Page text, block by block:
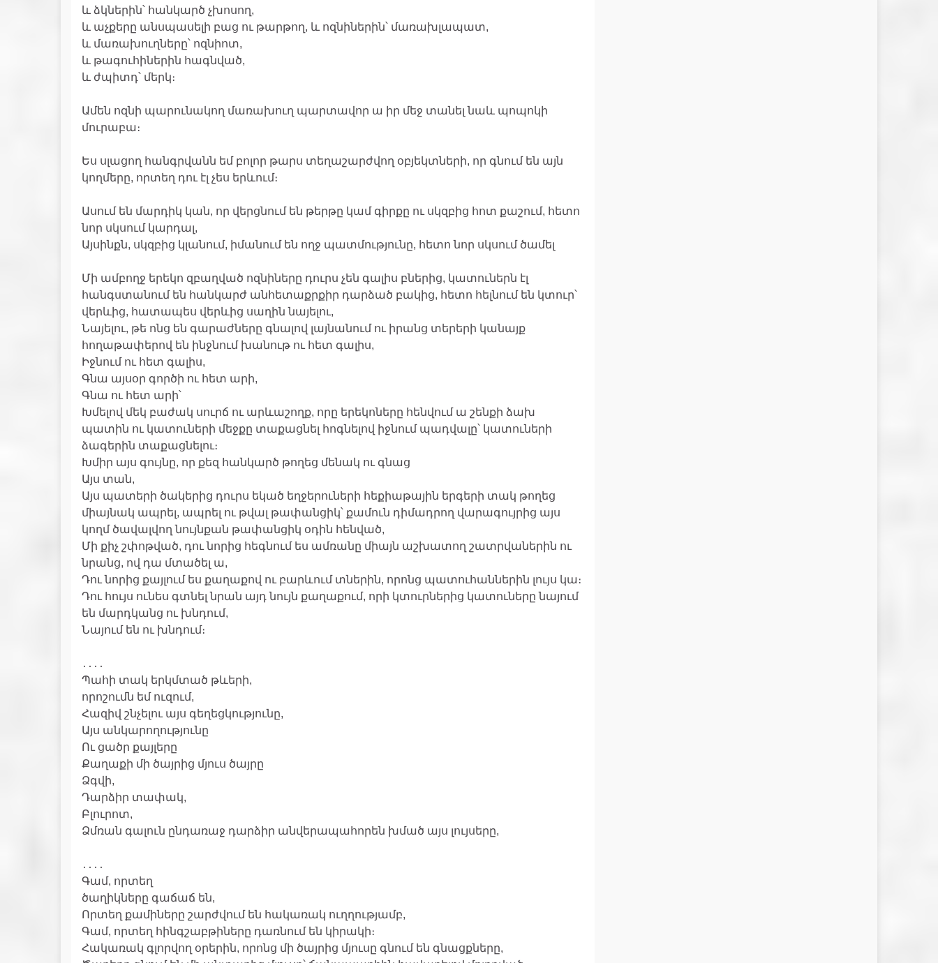
և ձկներին՝ հանկարծ չխոսող,
և աչքերը անսպասելի բաց ու թարթող, և ոզնիներին՝ մառախլապատ,
և մառախուղները՝ ոզնիոտ,
և թագուհիներին հագնված,
և ժպիտդ՝ մերկ։
Ամեն ոզնի պարունակող մառախուղ պարտավոր ա իր մեջ տանել նաև պոպոկի
մուրաբա։
Ես սլացող հանգրվանն եմ բոլոր թարս տեղաշարժվող օբյեկտների, որ գնում են այն
կողմերը, որտեղ դու էլ չես երևում։
Ասում են մարդիկ կան, որ վերցնում են թերթը կամ գիրքը ու սկզբից հոտ քաշում, հետո
նոր սկսում կարդալ,
Այսինքն, սկզբից կլանում, իմանում են ողջ պատմությունը, հետո նոր սկսում ծամել
Մի ամբողջ երեկո զբաղված ոզնիները դուրս չեն գալիս բներից, կատուներն էլ
հանգստանում են հանկարժ անհետաքրքիր դարձած բակից, հետո հելնում են կտուր՝
վերևից, հատապես վերևից սաղին նայելու,
Նայելու, թե ոնց են գարաժները գնալով լայնանում ու իրանց տերերի կանայք
հողաթափերով են ինջնում խանութ ու հետ գալիս,
Իջնում ու հետ գալիս,
Գնա այսօր գործի ու հետ արի,
Գնա ու հետ արի՝
Խմելով մեկ բաժակ սուրճ ու արևաշողք, որը երեկոները հենվում ա շենքի ձախ
պատին ու կատուների մեջքը տաքացնել հոգնելով իջնում պադվալը՝ կատուների
ձագերին տաքացնելու։
Խմիր այս գույնը, որ քեզ հանկարծ թողեց մենակ ու գնաց
Այս տան,
Այս պատերի ծակերից դուրս եկած եղջերուների հեքիաթային երգերի տակ թողեց
միայնակ ապրել, ապրել ու թվալ թափանցիկ՝ քամուն դիմադրող վարագույրից այս
կողմ ծավալվող նույնքան թափանցիկ օդին հենված,
Մի քիչ շփոթված, դու նորից հեգնում ես ամռանը միայն աշխատող շատրվաներին ու
նրանց, ով դա մտածել ա,
Դու նորից քայլում ես քաղաքով ու բարևում տներին, որոնց պատուհաններին լույս կա։
Դու հույս ունես գտնել նրան այդ նույն քաղաքում, որի կտուրներից կատուները նայում
են մարդկանց ու խնդում,
Նայում են ու խնդում։
․․․․
Պահի տակ երկմտած թևերի,
որոշումն եմ ուզում,
Հազիվ շնչելու այս գեղեցկությունը,
Այս անկարողությունը
Ու ցածր քայլերը
Քաղաքի մի ծայրից մյուս ծայրը
Ձգվի,
Դարձիր տափակ,
Բլուրոտ,
Ձմռան գալուն ընդառաջ դարձիր անվերապահորեն խմած այս լույսերը,
․․․․
Գամ, որտեղ
ծաղիկները գաճաճ են,
Որտեղ քամիները շարժվում են հակառակ ուղղությամբ,
Գամ, որտեղ հինգշաբթիները դառնում են կիրակի։
Հակառակ գլորվող օրերին, որոնց մի ծայրից մյուսը գնում են գնացքները,